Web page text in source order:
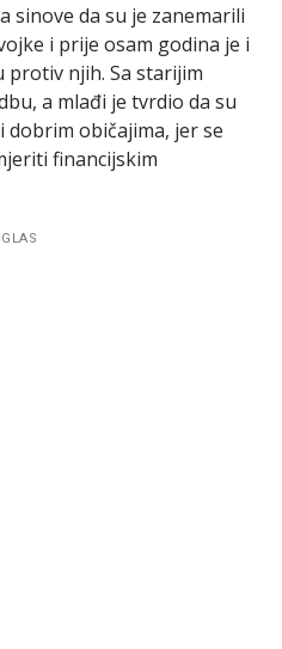
sinove da su je zanemarili
i prije osam godina je i
njih. Sa starijim
a mlađi je tvrdio da su
običajima, jer se
financijskim